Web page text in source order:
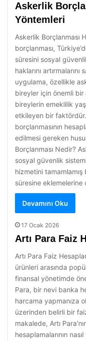
Askerlik
Yöntemleri
Askerlik Borçlanması
borçlanması,
süresini sosyal
haklarını
uygulama, özellikle
bireyler için önemli bir
bireylerin emeklilik
etkileyen bir
borçlanmasının
edilmesi gereken
Borçlanması Nedir?
sosyal güvenlik
hizmetini tamamlamış
süresine eklemelerine
Devamını Oku
17 Ocak 2026
Artı Para Faiz
Artı Para Faiz
ürünleri arasında
finansal yönetimde
Para, bir nevi banka
harcama yapmanıza
üzerinden belirli bir
makalede, Artı
hesaplamalarının